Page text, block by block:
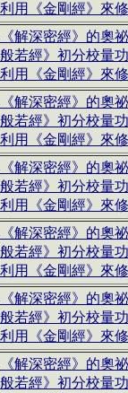
用《金剛經》來
解深密經》的奧
般若經》初分校量
用《金剛經》來
解深密經》的奧
般若經》初分校量
用《金剛經》來
解深密經》的奧
般若經》初分校量
用《金剛經》來
解深密經》的奧
般若經》初分校量
用《金剛經》來
解深密經》的奧
般若經》初分校量
用《金剛經》來
解深密經》的奧
般若經》初分校量